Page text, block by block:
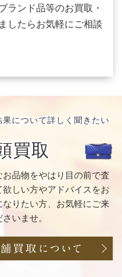
ランド品等のお買取・
したらお気軽にご相談
果について詳しく聞きたい
買取
お品物をやはり目の前で査
欲しい方やアドバイスをお
なりたい方、お気軽にご来
いませ。